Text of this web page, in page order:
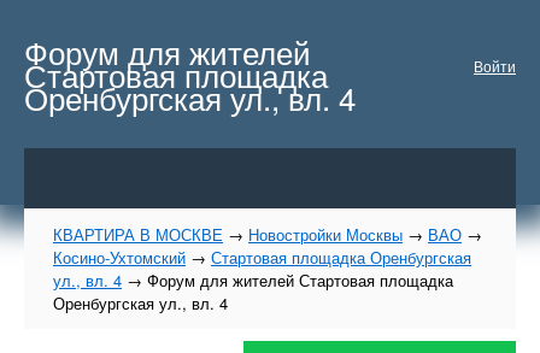
Войти
Форум для жителей
Стартовая площадка
Оренбургская ул., вл. 4
КВАРТИРА В МОСКВЕ → Новостройки Москвы → ВАО →
Косино-Ухтомский → Стартовая площадка Оренбургская
ул., вл. 4 → Форум для жителей Стартовая площадка
Оренбургская ул., вл. 4